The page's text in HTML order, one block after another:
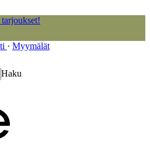
· Myymälät
Haku